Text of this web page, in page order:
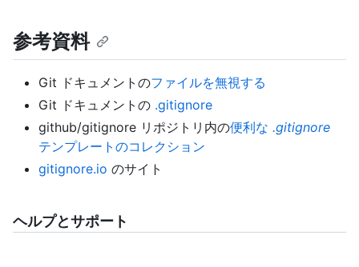
参考資料
Git ドキュメントのファイルを無視する
Git ドキュメントの .gitignore
github/gitignore リポジトリ内の便利な .gitignore
テンプレートのコレクション
gitignore.io のサイト
ヘルプとサポート